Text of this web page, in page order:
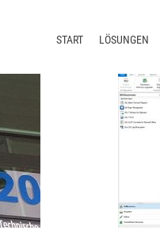
START LÖSUNGEN
Terminologie
Übersetzung